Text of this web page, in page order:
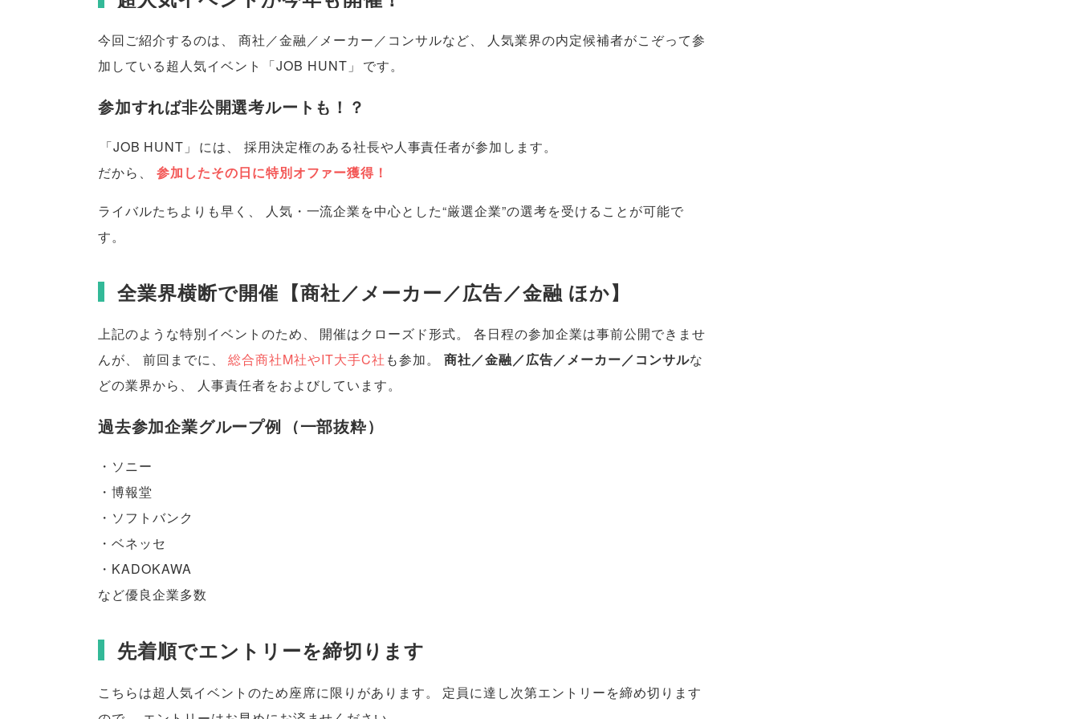
今回ご紹介するのは、 商社／金融／メーカー／コンサルなど、
人気業界の内定候補者がこぞって参
加している超人気イベント
「JOB HUNT 」 です。
参加すれば非公開選考ルートも！？
「JOB HUNT 」 には、 採用決定権のある社長や人事責任者が参加します。
だから 、 参加したその日に特別オファー獲得！
ライバルたちよりも早く 、
人気・一流企業を中心とした“厳選企業”の選考を受けることが可能で
す。
全業界横断で開催 【商社／メーカー／広告／金融 ほか】
上記のような特別イベントのため、 開催はクローズド形式。
各日程の参加企業は事前公開できませ
んが、 前回までに、 総合商社M社やIT大手C社 も参加。 商社／金融／広告／メーカー／コンサルな
どの業界から 、 人事責任者をおよびしています。
過去参加企業グループ例 （一部抜粋）
・ソニー
・博報堂
・ソフトバンク
・ベネッセ
・KADOKAWA
など優良企業多数
先着順でエントリーを締切ります
こちらは超人気イベントのため座席に限りがあります。
定員に達し次第エントリーを締め切ります